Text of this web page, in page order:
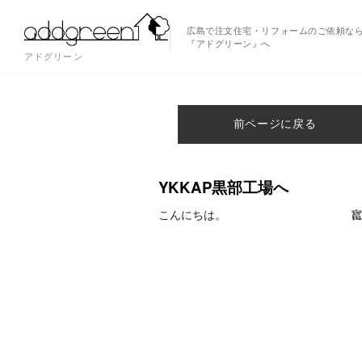
アドグリーン
広島で注文住宅・リフォームのご依頼な
『アドグリーン』へ
前ページに戻る
YKKAP黒部工場へ
こんにちは。 富